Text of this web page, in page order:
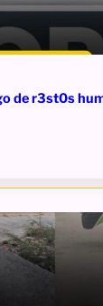
de r3st0s